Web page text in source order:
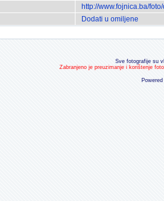
http://www.fojnica.ba/
Dodati u omiljene
Sve fotografije su
Zabranjeno je preuzimanje i korištenje